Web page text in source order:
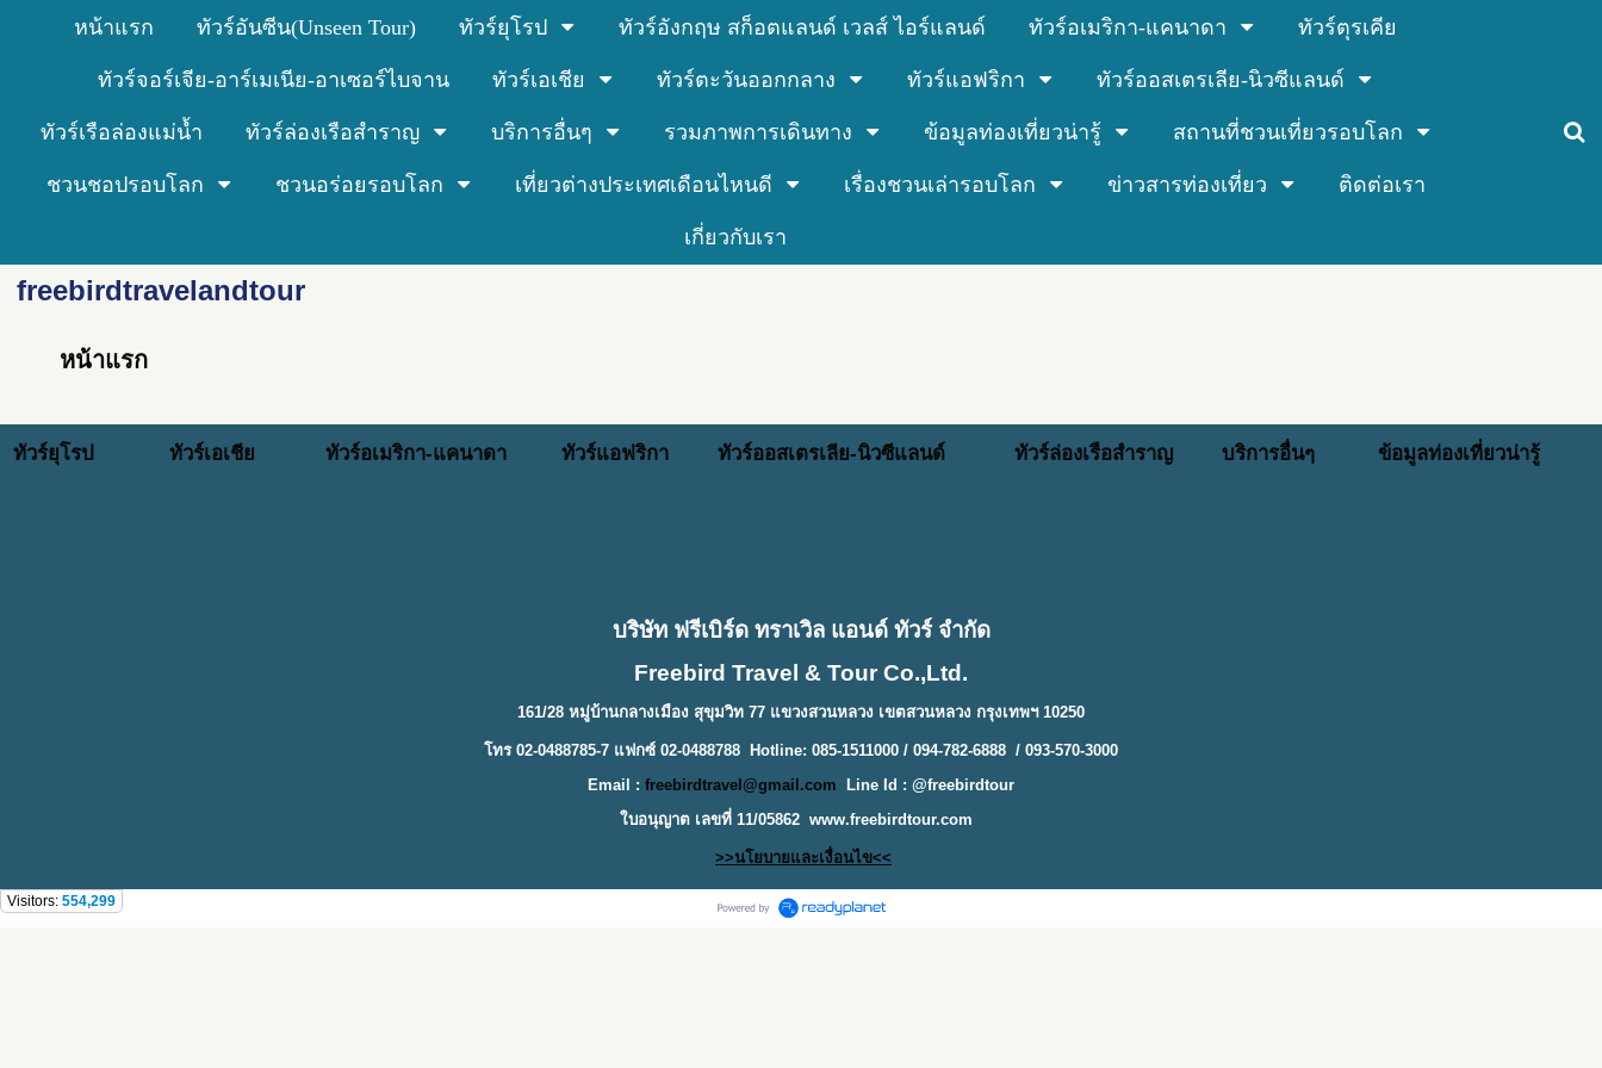
หน้าแรก ทัวร์อันซีน(Unseen Tour) ทัวร์ยุโรป ทัวร์อังกฤษ สก็อตแลนด์ เวลส์ ไอร์แลนด์ ทัวร์อเมริกา-แคนาดา ทัวร์ตุรเคีย
ทัวร์จอร์เจีย-อาร์เมเนีย-อาเซอร์ไบจาน ทัวร์เอเชีย ทัวร์ตะวันออกกลาง ทัวร์แอฟริกา ทัวร์ออสเตรเลีย-นิวซีแลนด์
ทัวร์เรือล่องแม่น้ำ ทัวร์ล่องเรือสำราญ บริการอื่นๆ รวมภาพการเดินทาง ข้อมูลท่องเที่ยวน่ารู้ สถานที่ชวนเที่ยวรอบโลก
ชวนชอปรอบโลก ชวนอร่อยรอบโลก เที่ยวต่างประเทศเดือนไหนดี เรื่องชวนเล่ารอบโลก ข่าวสารท่องเที่ยว ติดต่อเรา
เกี่ยวกับเรา
freebirdtravelandtour
หน้าแรก
ทัวร์ยุโรป ทัวร์เอเชีย ทัวร์อเมริกา-แคนาดา ทัวร์แอฟริกา ทัวร์ออสเตรเลีย-นิวซีแลนด์ ทัวร์ล่องเรือสำราญ บริการอื่นๆ ข้อมูลท่องเที่ยวน่ารู้
บริษัท ฟรีเบิร์ด ทราเวิล แอนด์ ทัวร์ จำกัด
Freebird Travel & Tour Co.,Ltd.
161/28 หมู่บ้านกลางเมือง สุขุมวิท 77 แขวงสวนหลวง เขตสวนหลวง กรุงเทพฯ 10250
โทร 02-0488785-7 แฟกซ์ 02-0488788 Hotline: 085-1511000 / 094-782-6888 / 093-570-3000
Email : freebirdtravel@gmail.com
Line Id : @freebirdtour
ใบอนุญาต เลขที่ 11/05862 www.freebirdtour.com
>>นโยบายและเงื่อนไข<<
Visitors: 554,299